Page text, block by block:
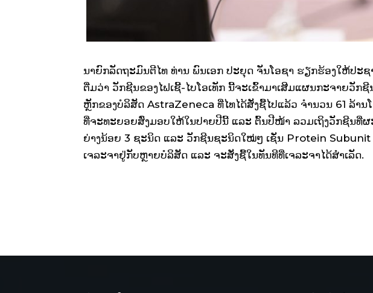
ນາຍົກລັດຖະມົນຕີໄທ ທ່ານ ພົນເອກ ປະຍຸດ ຈັນໂອຊາ ຮຽກຮ້ອງໃຫ້ປະ
ຕື່ມວ່າ ວັກຊີນຂອງໄຟເຊີ້-ໄບໂອເທັກ ນີ້ຈະເຂົ້າມາເສີມແຜນກະຈາຍວັກ
ຫຼັກຂອງບໍລິສັດ AstraZeneca ທີ່ໄທໄດ້ສັ່ງຊື້ໄປແລ້ວ ຈໍານວນ 61 ລ້າ
ທີ່ຈະທະຍອຍສົ່ງມອບໃຫ້ໃນປາຍປີນີ້ ແລະ ຕົ້ນປີໜ້າ ລວມເຖິງວັກຊີນທີ່
ຍ່າງນ້ອຍ 3 ຊະນິດ ແລະ ວັກຊີນຊະນິດໃໝ່ໆ ເຊັ່ນ Protein Subunit
ເຈລະຈາຢູ່ກັບຫຼາຍບໍລິສັດ ແລະ ຈະສັ່ງຊື້ໃນທັນທີທີ່ເຈລະຈາໄດ້ສໍາເລັດ.